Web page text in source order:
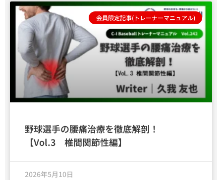
会員限定記事(トレーナーマニュアル)
野球選手の腰痛治療を徹底解剖！
【Vol.3 椎間関節性編】
2026年5月10日